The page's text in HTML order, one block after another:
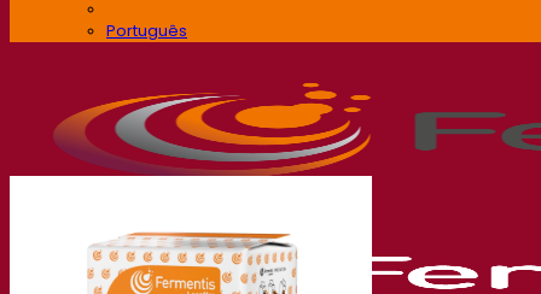
Português